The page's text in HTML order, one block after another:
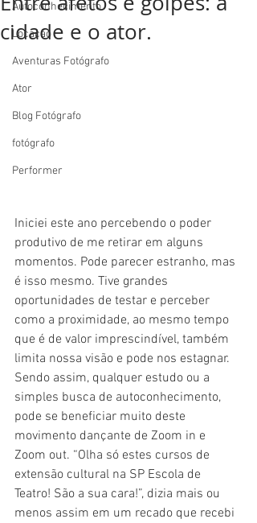
Autoconhecimento
Locação
Aventuras Fotógrafo
Ator
Blog Fotógrafo
fotógrafo
Performer
cidade e o ator.
Iniciei este ano percebendo o poder
produtivo de me retirar em alguns
momentos. Pode parecer estranho, mas
é isso mesmo. Tive grandes
oportunidades de testar e perceber
como a proximidade, ao mesmo tempo
que é de valor imprescindível, também
limita nossa visão e pode nos estagnar.
Sendo assim, qualquer estudo ou a
simples busca de autoconhecimento,
pode se beneficiar muito deste
movimento dançante de Zoom in e
Zoom out. “Olha só estes cursos de
extensão cultural na SP Escola de
Teatro! São a sua cara!”, dizia mais ou
menos assim em um recado que recebi